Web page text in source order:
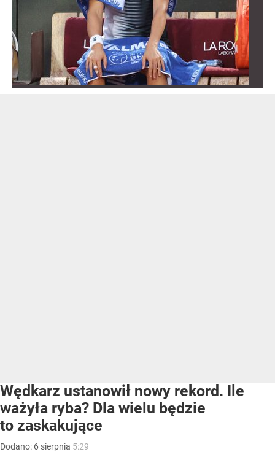
Wędkarz ustanowił nowy rekord. Ile
ważyła ryba? Dla wielu będzie
to zaskakujące
Dodano: 6 sierpnia 5:29